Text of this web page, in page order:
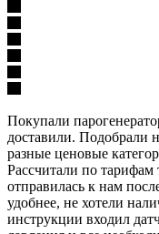
Покупали
доставили. Подобрали
разные ценовые
Рассчитали по
отправилась к нам
удобнее, не хотели
инструкции входил